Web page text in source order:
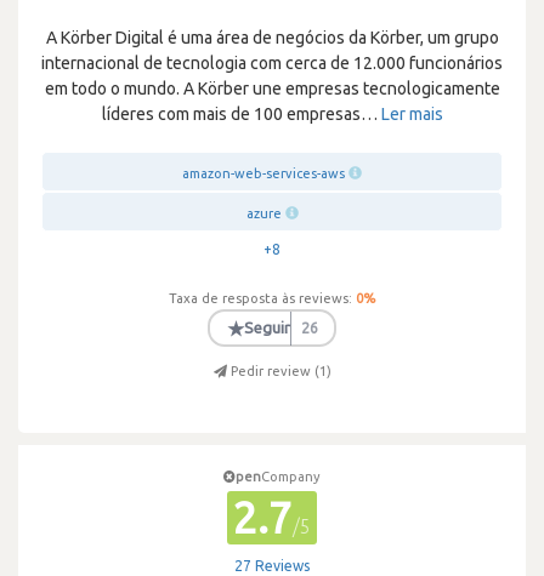
A Körber Digital é uma área de negócios da Körber, um grupo
internacional de tecnologia com cerca de 12.000 funcionários
em todo o mundo. A Körber une empresas tecnologicamente
líderes com mais de 100 empresas… Ler mais
amazon-web-services-aws
azure
+8
Taxa de resposta às reviews: 0%
★Seguir 26
Pedir review (1)
penCompany
2.7/5
27 Reviews